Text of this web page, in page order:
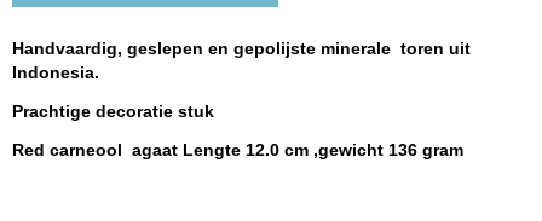
Handvaardig, geslepen en gepolijste minerale toren uit
Indonesia.
Prachtige decoratie stuk
Red carneool agaat Lengte 12.0 cm ,gewicht 136 gram